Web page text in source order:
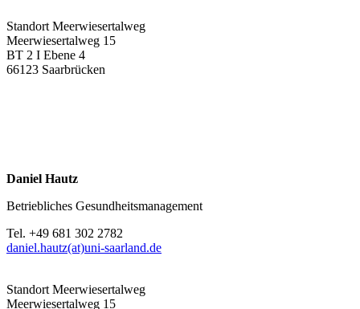
Standort Meerwiesertalweg
Meerwiesertalweg 15
BT 2 I Ebene 4
66123 Saarbrücken
Daniel Hautz
Betriebliches Gesundheitsmanagement
Tel. +49 681 302 2782
daniel.hautz(at)uni-saarland.de
Standort Meerwiesertalweg
Meerwiesertalweg 15